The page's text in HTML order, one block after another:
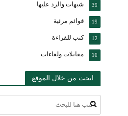
شبهات والرد عليها 39
قوائم مرئية 19
كتب للقراءة 12
مقابلات ولقاءات 10
ابحث من خلال الموقع